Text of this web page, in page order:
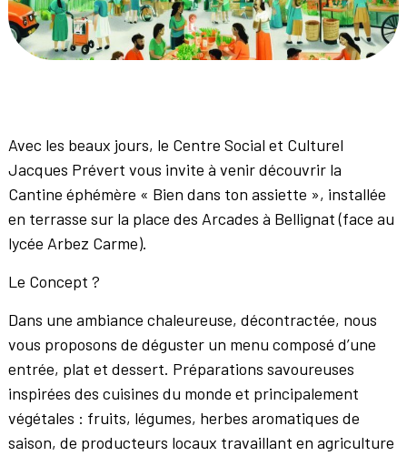
Avec les beaux jours, le Centre Social et Culturel
Jacques Prévert vous invite à venir découvrir la
Cantine éphémère « Bien dans ton assiette », installée
en terrasse sur la place des Arcades à Bellignat (face au
lycée Arbez Carme).
Le Concept ?
Dans une ambiance chaleureuse, décontractée, nous
vous proposons de déguster un menu composé d’une
entrée, plat et dessert. Préparations savoureuses
inspirées des cuisines du monde et principalement
végétales : fruits, légumes, herbes aromatiques de
saison, de producteurs locaux travaillant en agriculture